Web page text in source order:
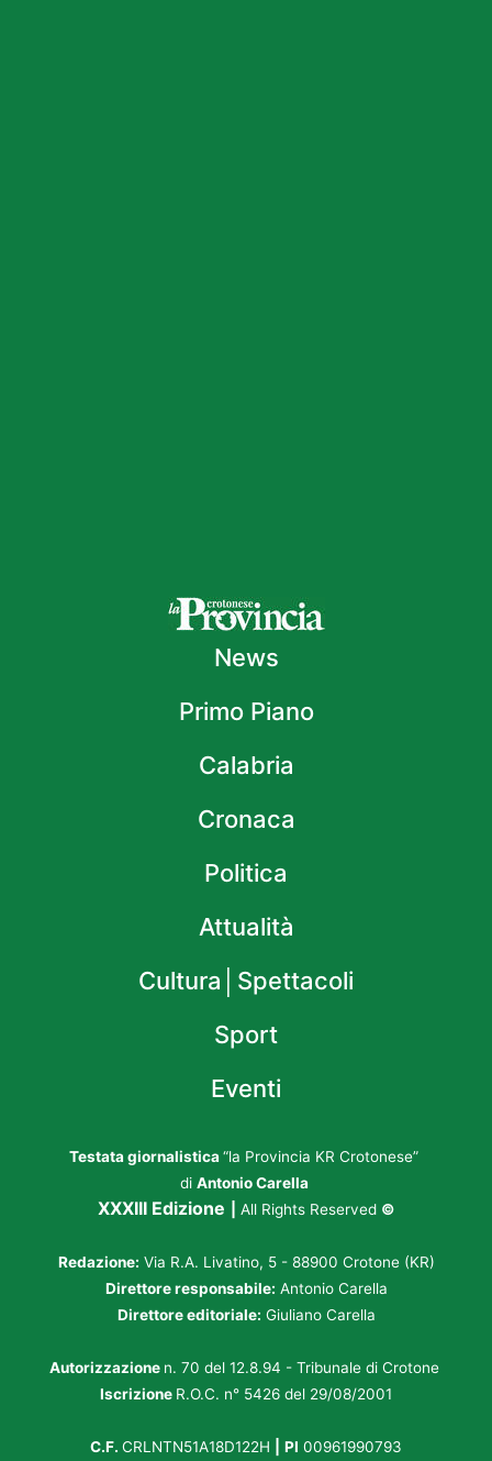
News
Primo Piano
Calabria
Cronaca
Politica
Attualità
Cultura│Spettacoli
Sport
Eventi
Testata giornalistica “la Provincia KR Crotonese”
di Antonio Carella
XXXIII Edizione All Rights Reserved ©
Redazione: Via R.A. Livatino, 5 - 88900 Crotone (KR)
Direttore responsabile: Antonio Carella
Direttore editoriale: Giuliano Carella
Autorizzazione n. 70 del 12.8.94 - Tribunale di Crotone
Iscrizione R.O.C. n° 5426 del 29/08/2001
C.F. CRLNTN51A18D122H PI 00961990793